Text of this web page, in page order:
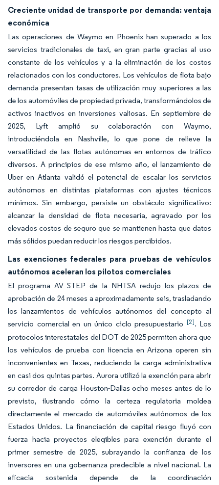
Creciente unidad de transporte por demanda: ventaja
económica
Las operaciones de Waymo en Phoenix han superado a los
servicios tradicionales de taxi, en gran parte gracias al uso
constante de los vehículos y a la eliminación de los costos
relacionados con los conductores. Los vehículos de flota bajo
demanda presentan tasas de utilización muy superiores a las
de los automóviles de propiedad privada, transformándolos de
activos inactivos en inversiones valiosas. En septiembre de
2025, Lyft amplió su colaboración con Waymo,
introduciéndola en Nashville, lo que pone de relieve la
versatilidad de las flotas autónomas en entornos de tráfico
diversos. A principios de ese mismo año, el lanzamiento de
Uber en Atlanta validó el potencial de escalar los servicios
autónomos en distintas plataformas con ajustes técnicos
mínimos. Sin embargo, persiste un obstáculo significativo:
alcanzar la densidad de flota necesaria, agravado por los
elevados costos de seguro que se mantienen hasta que datos
más sólidos puedan reducir los riesgos percibidos.
Las exenciones federales para pruebas de vehículos
autónomos aceleran los pilotos comerciales
El programa AV STEP de la NHTSA redujo los plazos de
aprobación de 24 meses a aproximadamente seis, trasladando
los lanzamientos de vehículos autónomos del concepto al
servicio comercial en un único ciclo presupuestario [2]. Los
protocolos interestatales del DOT de 2025 permiten ahora que
los vehículos de prueba con licencia en Arizona operen sin
inconvenientes en Texas, reduciendo la carga administrativa
en casi dos quintas partes. Aurora utilizó la exención para abrir
su corredor de carga Houston-Dallas ocho meses antes de lo
previsto, ilustrando cómo la certeza regulatoria moldea
directamente el mercado de automóviles autónomos de los
Estados Unidos. La financiación de capital riesgo fluyó con
fuerza hacia proyectos elegibles para exención durante el
primer semestre de 2025, subrayando la confianza de los
inversores en una gobernanza predecible a nivel nacional. La
eficacia sostenida depende de la coordinación